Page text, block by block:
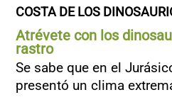
COSTA DE LOS
Atrévete con los
rastro
Se sabe que en el
presentó un clima